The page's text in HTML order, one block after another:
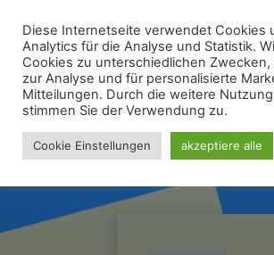
Inhalt
springen
WIR FÜR UNNA -
Diese Internetseite verwendet Cookies
Analytics für die Analyse und Statistik.
Cookies zu unterschiedlichen
zur Analyse und für personalisierte
Mitteilungen. Durch die weitere
stimmen Sie der Verwendung zu.
Cookie Einstellungen akzeptiere alle